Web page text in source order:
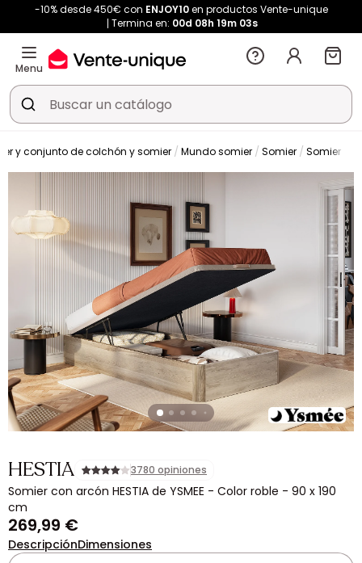
-10% desde 450€ con ENJOY10en productos Vente-unique
Termina en: 00d 08h 19m 02s
Menu
y conjunto de colchón y somier Mundo somier Somier Somier
HESTIA 3780 opiniones
Somier con arcón HESTIA de YSMEE - Color roble - 90 x 190
cm
269,99 €
DescripciónDimensiones